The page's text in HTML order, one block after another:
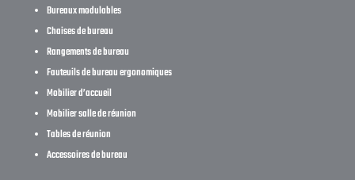
Bureaux modulables
Chaises de bureau
Rangements de bureau
Fauteuils de bureau ergonomiques
Mobilier d’accueil
Mobilier salle de réunion
Tables de réunion
Accessoires de bureau